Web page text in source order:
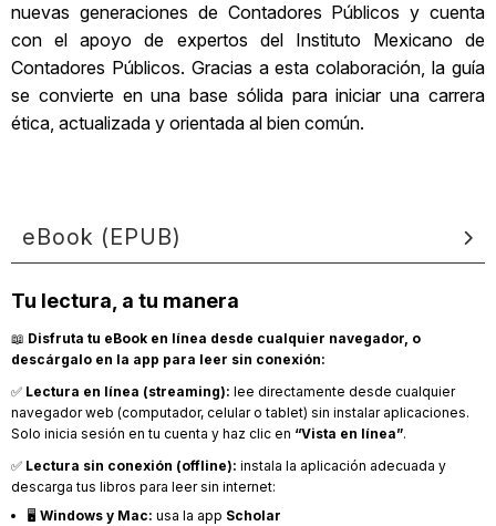
nuevas generaciones de Contadores Públicos y cuenta
con el apoyo de expertos del Instituto Mexicano de
Contadores Públicos. Gracias a esta colaboración, la guía
se convierte en una base sólida para iniciar una carrera
ética, actualizada y orientada al bien común.
eBook (EPUB)
Tu lectura, a tu manera
📖 Disfruta tu eBook en línea desde cualquier navegador, o
descárgalo en la app para leer sin conexión:
✅ Lectura en línea (streaming): lee directamente desde cualquier
navegador web (computador, celular o tablet) sin instalar aplicaciones.
Solo inicia sesión en tu cuenta y haz clic en “Vista en línea”.
✅ Lectura sin conexión (offline): instala la aplicación adecuada y
descarga tus libros para leer sin internet:
🖥️ Windows y Mac: usa la app Scholar